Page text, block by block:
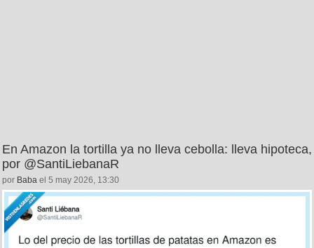
En Amazon la tortilla ya no lleva cebolla: lleva hipoteca,
por @SantiLiebanaR
por Baba el 5 may 2026, 13:30